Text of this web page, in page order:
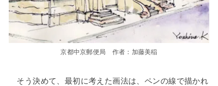
京都中京郵便局 作者：加藤美稲
そう決めて、最初に考えた画法は、ペンの線で描かれ